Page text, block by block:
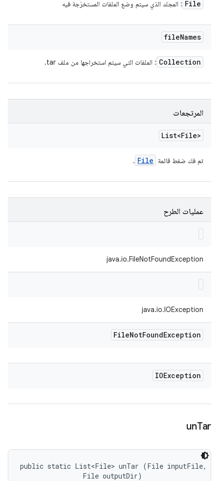
File : المجلد الذي سيتم وضع الملفات المستخرَجة فيه
fileNames
Collection : الملفات التي سيتم استخراجها من ملف tar.
المرتجعات
List<File>
تم فك ضغط قائمة File
.
عمليات الطرح
java.io.FileNotFoundException
java.io.IOException
FileNotFoundException
IOException
unTar
public static List<File> unTar (File inputFile,
                File outputDir)